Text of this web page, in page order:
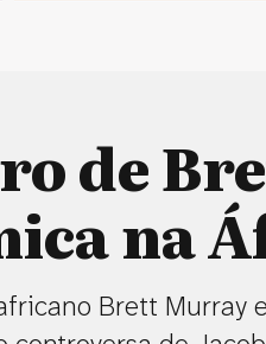
de
na
Brett Murray